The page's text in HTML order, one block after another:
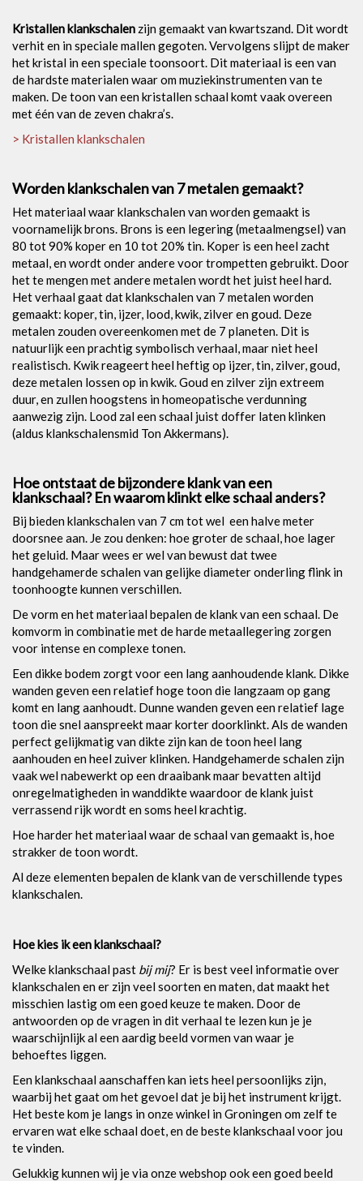
Kristallen klankschalen zijn gemaakt van kwartszand. Dit wordt
verhit en in speciale mallen gegoten. Vervolgens slijpt de maker
het kristal in een speciale toonsoort. Dit materiaal is een van
de hardste materialen waar om muziekinstrumenten van te
maken. De toon van een kristallen schaal komt vaak overeen
met één van de zeven chakra’s.
> Kristallen klankschalen
Worden klankschalen van 7 metalen gemaakt?
Het materiaal waar klankschalen van worden gemaakt is
voornamelijk brons. Brons is een legering (metaalmengsel) van
80 tot 90% koper en 10 tot 20% tin. Koper is een heel zacht
metaal, en wordt onder andere voor trompetten gebruikt. Door
het te mengen met andere metalen wordt het juist heel hard.
Het verhaal gaat dat klankschalen van 7 metalen worden
gemaakt: koper, tin, ijzer, lood, kwik, zilver en goud. Deze
metalen zouden overeenkomen met de 7 planeten. Dit is
natuurlijk een prachtig symbolisch verhaal, maar niet heel
realistisch. Kwik reageert heel heftig op ijzer, tin, zilver, goud,
deze metalen lossen op in kwik. Goud en zilver zijn extreem
duur, en zullen hoogstens in homeopatische verdunning
aanwezig zijn. Lood zal een schaal juist doffer laten klinken
(aldus klankschalensmid Ton Akkermans).
Hoe ontstaat de bijzondere klank van een
klankschaal? En waarom klinkt elke schaal anders?
Bij bieden klankschalen van 7 cm tot wel een halve meter
doorsnee aan. Je zou denken: hoe groter de schaal, hoe lager
het geluid. Maar wees er wel van bewust dat twee
handgehamerde schalen van gelijke diameter onderling flink in
toonhoogte kunnen verschillen.
De vorm en het materiaal bepalen de klank van een schaal. De
komvorm in combinatie met de harde metaallegering zorgen
voor intense en complexe tonen.
Een dikke bodem zorgt voor een lang aanhoudende klank. Dikke
wanden geven een relatief hoge toon die langzaam op gang
komt en lang aanhoudt. Dunne wanden geven een relatief lage
toon die snel aanspreekt maar korter doorklinkt. Als de wanden
perfect gelijkmatig van dikte zijn kan de toon heel lang
aanhouden en heel zuiver klinken. Handgehamerde schalen zijn
vaak wel nabewerkt op een draaibank maar bevatten altijd
onregelmatigheden in wanddikte waardoor de klank juist
verrassend rijk wordt en soms heel krachtig.
Hoe harder het materiaal waar de schaal van gemaakt is, hoe
strakker de toon wordt.
Al deze elementen bepalen de klank van de verschillende types
klankschalen.
Hoe kies ik een klankschaal?
Welke klankschaal past bij mij? Er is best veel informatie over
klankschalen en er zijn veel soorten en maten, dat maakt het
misschien lastig om een goed keuze te maken. Door de
antwoorden op de vragen in dit verhaal te lezen kun je je
waarschijnlijk al een aardig beeld vormen van waar je
behoeftes liggen.
Een klankschaal aanschaffen kan iets heel persoonlijks zijn,
waarbij het gaat om het gevoel dat je bij het instrument krijgt.
Het beste kom je langs in onze winkel in Groningen om zelf te
ervaren wat elke schaal doet, en de beste klankschaal voor jou
te vinden.
Gelukkig kunnen wij je via onze webshop ook een goed beeld